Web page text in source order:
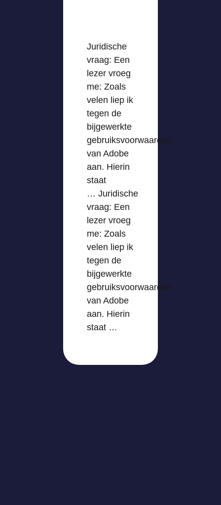
Juridische
vraag: Een
lezer vroeg
me: Zoals
velen liep ik
tegen de
bijgewerkte
gebruiksvoorwaarden
van Adobe
aan. Hierin
staat
… Juridische
vraag: Een
lezer vroeg
me: Zoals
velen liep ik
tegen de
bijgewerkte
gebruiksvoorwaarden
van Adobe
aan. Hierin
staat …